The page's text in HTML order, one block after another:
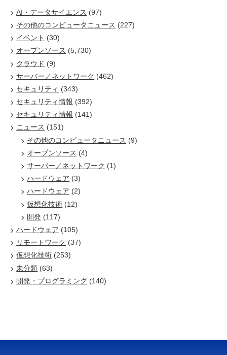
AI・データサイエンス (97)
その他のコンピュータニュース (227)
イベント (30)
オープンソース (5,730)
クラウド (9)
サーバー／ネットワーク (462)
セキュリティ (343)
セキュリティ情報 (392)
セキュリティ情報 (141)
ニュース (151)
その他のコンピュータニュース (9)
オープンソース (4)
サーバー／ネットワーク (1)
ハードウェア (3)
ハードウェア (2)
仮想化技術 (12)
開発 (117)
ハードウェア (105)
リモートワーク (37)
仮想化技術 (253)
未分類 (63)
開発・プログラミング (140)